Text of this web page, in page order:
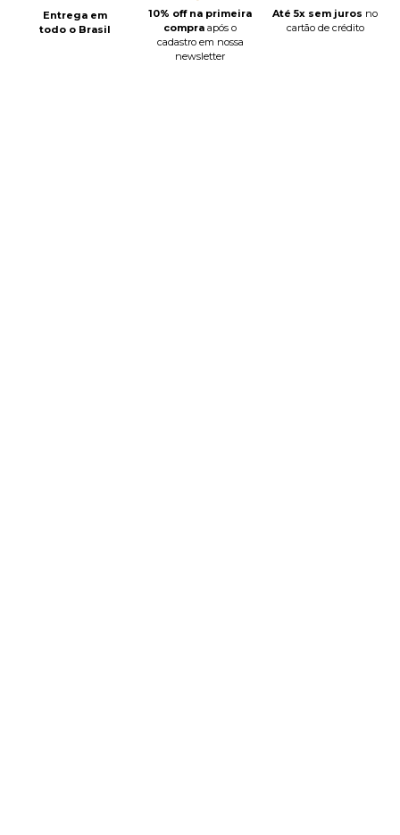
Entrega em
todo o Brasil
10% off na primeira
compra após o
cadastro em nossa
newsletter
Até 5x sem juros no
cartão de crédito